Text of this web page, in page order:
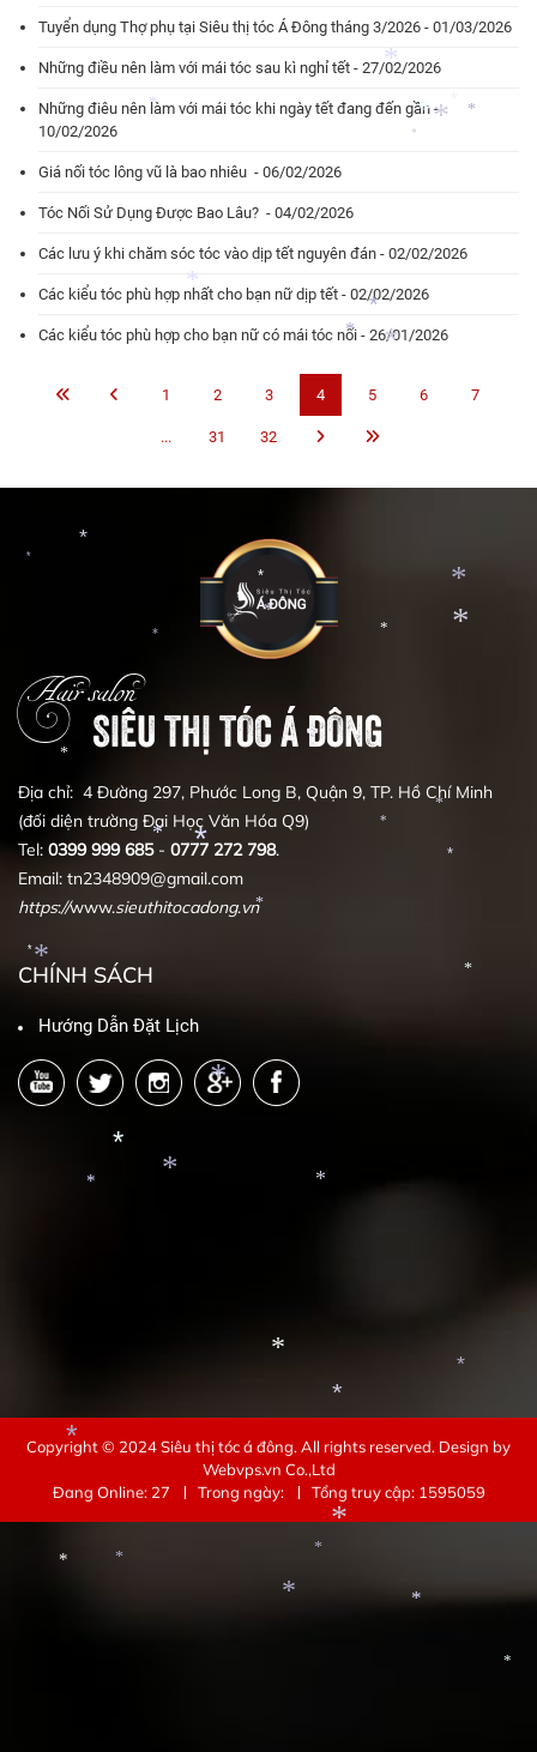
*
*
*
*
*
*
*
*
*
*
*
*
Tuyển dụng Thợ phụ tại Siêu thị tóc Á Đông tháng 3/2026 - 01/03/2026
Những điều nên làm với mái tóc sau kì nghỉ tết - 27/02/2026
Những điêu nên làm với mái tóc khi ngày tết đang đến gần -
10/02/2026
Giá nối tóc lông vũ là bao nhiêu - 06/02/2026
Tóc Nối Sử Dụng Được Bao Lâu? - 04/02/2026
Các lưu ý khi chăm sóc tóc vào dịp tết nguyên đán - 02/02/2026
Các kiểu tóc phù hợp nhất cho bạn nữ dịp tết - 02/02/2026
Các kiểu tóc phù hợp cho bạn nữ có mái tóc nối - 26/01/2026
1 2 3 4 5 6 7
... 31 32
Hair salon
SIÊU THỊ TÓC Á ĐÔNG
Địa chỉ: 4 Đường 297, Phước Long B, Quận 9, TP. Hồ Chí Minh
(đối diện trường Đại Học Văn Hóa Q9)
Tel: 0399 999 685- 0777 272 798.
Email: tn2348909@gmail.com
https://www.sieuthitocadong.vn
CHÍNH SÁCH
Hướng Dẫn Đặt Lịch
Copyright © 2024Siêu thị tóc á đông. All rights reserved. Design by
Webvps.vn Co.,Ltd
Đang Online: 27
Trong ngày: Tổng truy cập: 1595059